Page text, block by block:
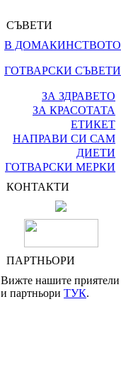
СЪВЕТИ
В ДОМАКИНСТВОТО
ГОТВАРСКИ СЪВЕТИ
ЗА ЗДРАВЕТО
ЗА КРАСОТАТА
ЕТИКЕТ
НАПРАВИ СИ САМ
ДИЕТИ
ГОТВАРСКИ МЕРКИ
КОНТАКТИ
ПАРТНЬОРИ
Вижте нашите приятели
и партньори ТУК.